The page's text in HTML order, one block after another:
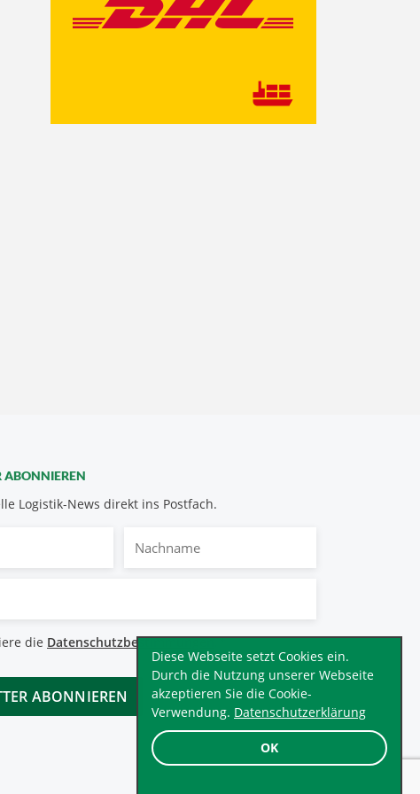
OK
Diese Webseite setzt Cookies ein.
Durch die Nutzung unserer Webseite
akzeptieren Sie die Cookie-
Verwendung. Datenschutzerklärung
ABONNIEREN
Logistik-News direkt ins Postfach.
die Datenschutzbestimmungen.*